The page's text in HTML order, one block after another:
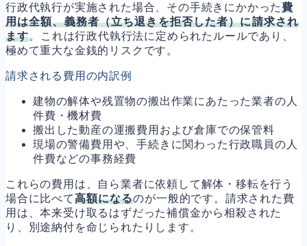
行政代執行が実施された場合、その手続きにかかった費
用は全額、義務者（立ち退きを拒否した者）に請求され
ます。これは行政代執行法に定められたルールであり、
極めて重大な金銭的リスクです。
請求される費用の内訳例
建物の解体や残置物の搬出作業にあたった業者の人
件費・機材費
搬出した動産の運搬費用および倉庫での保管料
現場の警備費用や、手続きに関わった行政職員の人
件費などの事務経費
これらの費用は、自ら業者に依頼して解体・移転を行う
場合に比べて高額になるのが一般的です。請求された費
用は、本来受け取るはずだった補償金から相殺された
り、別途納付を命じられたりします。